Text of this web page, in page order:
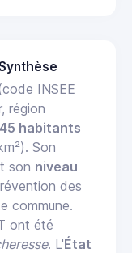
INSEE
région
habitants
Son
son niveau
des
commune.
ont été
. L'État